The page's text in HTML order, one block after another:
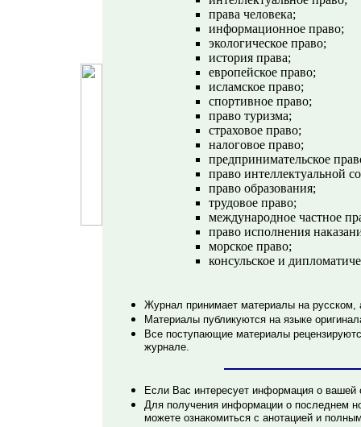
права человека;
информационное право;
экологическое право;
история права;
европейское право;
исламское право;
спортивное право;
право туризма;
страховое право;
налоговое право;
предпринимательское
право интеллектуальной
право образования;
трудовое право;
международное частное
право исполнения
морское право;
консульское и
Журнал принимает материалы на русском,
Материалы публикуются на языке
Все поступающие материалы
журнале.
Если Вас интересует информация о вашей
Для получения информации о последнем
можете ознакомиться с анотацией и